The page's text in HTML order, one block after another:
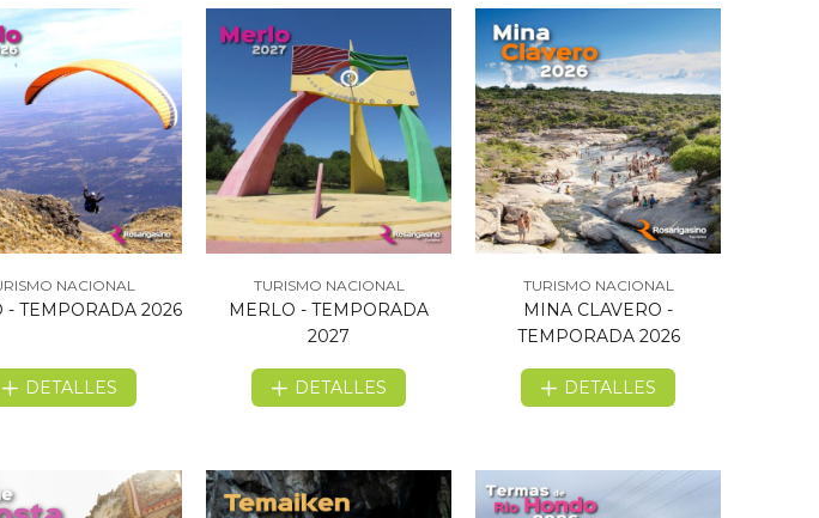
NACIONAL
- TEMPORADA 2026
DETALLES
TURISMO NACIONAL
MERLO - TEMPORADA
2027
DETALLES
TURISMO NACIONAL
MINA CLAVERO -
TEMPORADA 2026
DETALLES